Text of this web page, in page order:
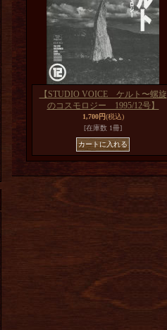
【STUDIO VOICE ケルト〜螺旋
のコスモロジー 1995/12号】
1,700円(税込)
[在庫数 1冊]